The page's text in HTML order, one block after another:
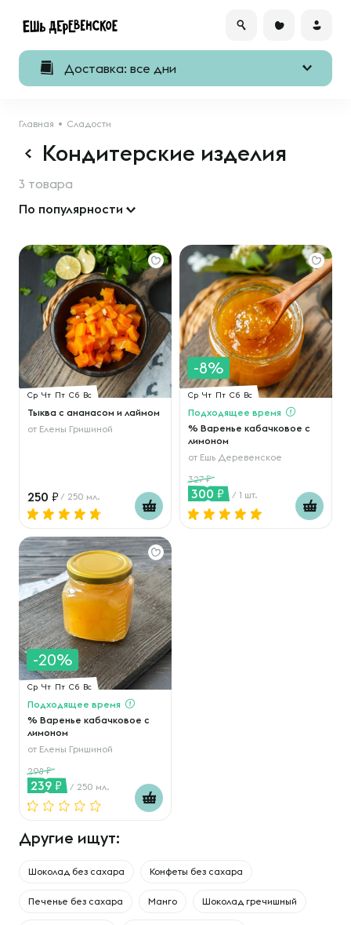
Доставка: все дни
Главная Сладости
Кондитерские изделия
3 товара
По популярности
Ср Чт Пт Сб Вс
Тыква с ананасом и лаймом
от Елены Гришиной
250 / 250 мл.
-8%
Ср Чт Пт Сб Вс
Подходящее время
% Варенье кабачковое с
лимоном
от Ешь Деревенское
327
300 / 1 шт.
-20%
Ср Чт Пт Сб Вс
Подходящее время
% Варенье кабачковое с
лимоном
от Елены Гришиной
298
239 / 250 мл.
Другие ищут:
Шоколад без сахара Конфеты без сахара
Печенье без сахара Манго Шоколад гречишный